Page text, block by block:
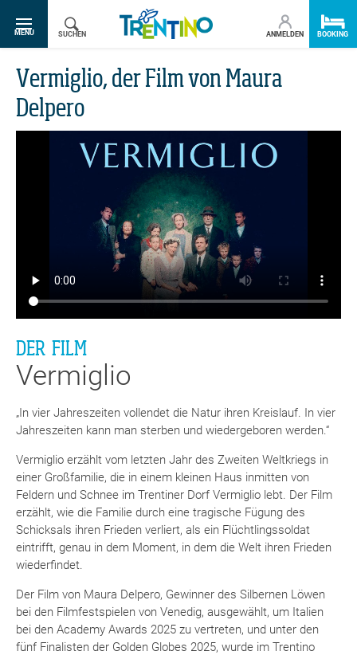
SR.TOGGLE-NAVIGATION
MENU
SUCHEN ANMELDEN BOOKING
Vermiglio, der Film von Maura
Delpero
DER FILM
Vermiglio
„In vier Jahreszeiten vollendet die Natur ihren Kreislauf. In vier
Jahreszeiten kann man sterben und wiedergeboren werden.“
Vermiglio erzählt vom letzten Jahr des Zweiten Weltkriegs in
einer Großfamilie, die in einem kleinen Haus inmitten von
Feldern und Schnee im Trentiner Dorf Vermiglio lebt. Der Film
erzählt, wie die Familie durch eine tragische Fügung des
Schicksals ihren Frieden verliert, als ein Flüchtlingssoldat
eintrifft, genau in dem Moment, in dem die Welt ihren Frieden
wiederfindet.
Der Film von Maura Delpero, Gewinner des Silbernen Löwen
bei den Filmfestspielen von Venedig, ausgewählt, um Italien
bei den Academy Awards 2025 zu vertreten, und unter den
fünf Finalisten der Golden Globes 2025, wurde im Trentino